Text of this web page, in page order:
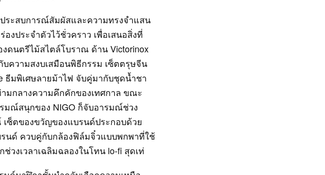
ระสบการณ์สัมผัสและความทรงจำแสน
งประจำตัวไว้ชั่วคราว เพื่อเสนอสิ่งที่
ดนตรีไม้สไตล์โบราณ ด้าน Victorinox
ความสงบเสมือนพิธีกรรม เซ็ตตรุษจีน
ธีมพิเศษลายม้าไฟ จับคู่มากับชุดน้ำชา
กลางความคึกคักของเทศกาล ขณะ
มณ์สนุกของ NIGO ก็จับอารมณ์ช่วง
เซ็ตของขวัญของแบรนด์ประกอบด้วย
นด์ ควบคู่กับกล้องฟิล์มจิ๋วแบบพกพาที่ใช้
วงเวลาเฉลิมฉลองในโทน lo‑fi สุดเท่